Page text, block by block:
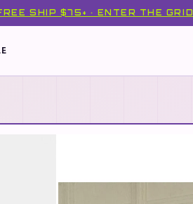
SHIP $75+ · ENTER THE GRID